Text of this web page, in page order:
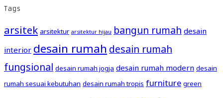
Tags
arsitek arsitektur arsitektur hijau bangun rumah desain
interior desain rumah desain rumah
fungsional desain rumah jogja desain rumah modern desain
rumah sesuai kebutuhan desain rumah tropis furniture green